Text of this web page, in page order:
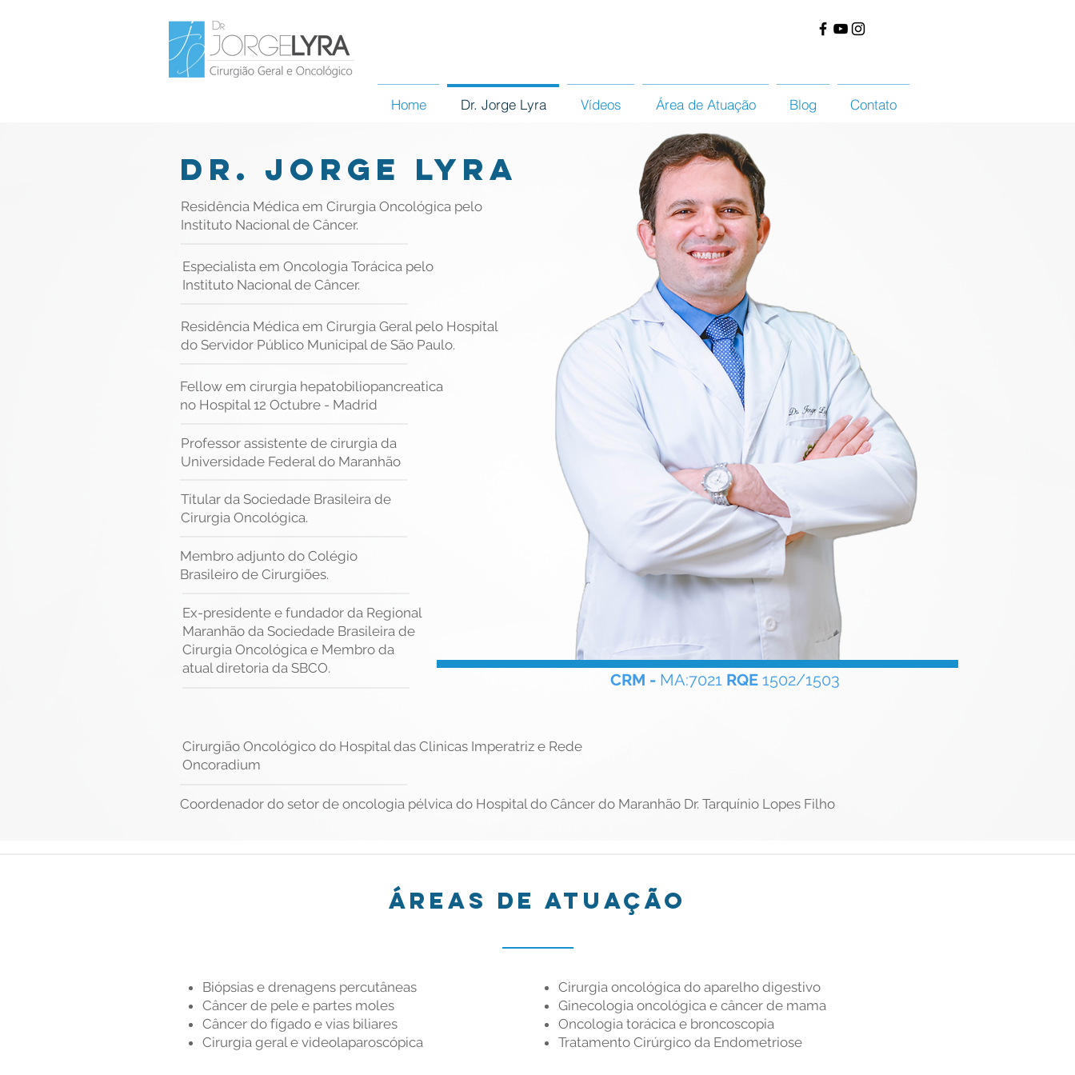
Home Dr. Jorge Lyra Vídeos Área de Atuação Blog Contato
Residência Médica em Cirurgia Oncológica pelo
Instituto Nacional de Câncer.
DR. JORGE LYRA
Especialista em Oncologia Torácica pelo
Instituto Nacional de Câncer.
Residência Médica em Cirurgia Geral pelo Hospital
do Servidor Público Municipal de São Paulo.
Professor assistente de cirurgia da
Universidade Federal do Maranhão
Fellow em cirurgia hepatobiliopancreatica
no Hospital 12 Octubre - Madrid
CRM - MA:7021 RQE 1502/1503
Titular da Sociedade Brasileira de
Cirurgia Oncológica.
Membro adjunto do Colégio
Brasileiro de Cirurgiões.
Ex-presidente e fundador da Regional
Maranhão da Sociedade Brasileira de
Cirurgia Oncológica e Membro da
atual diretoria da SBCO.
Cirurgião Oncológico do Hospital das Clinicas Imperatriz e Rede
Oncoradium
Coordenador do setor de oncologia pélvica do Hospital do Câncer do Maranhão Dr. Tarquínio Lopes Filho
Áreas de atuação
Biópsias e drenagens percutâneas
Câncer de pele e partes moles
Câncer do fígado e vias biliares
Cirurgia geral e videolaparoscópica
Cirurgia oncológica do aparelho digestivo
Ginecologia oncológica e câncer de mama
Oncologia torácica e broncoscopia
Tratamento Cirúrgico da Endometriose